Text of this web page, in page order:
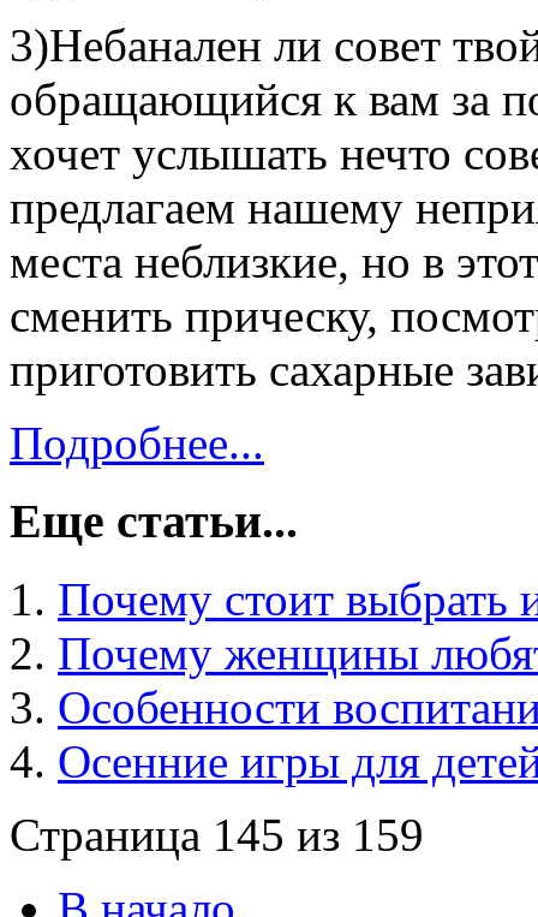
3)Небанален ли совет
обращающийся к вам за
хочет услышать нечто
предлагаем нашему
места неблизкие, но в
сменить прическу,
приготовить сахарные
Подробнее...
Еще статьи...
Почему стоит выбрать
Почему женщины
Особенности
Осенние игры для
Страница 145 из 159